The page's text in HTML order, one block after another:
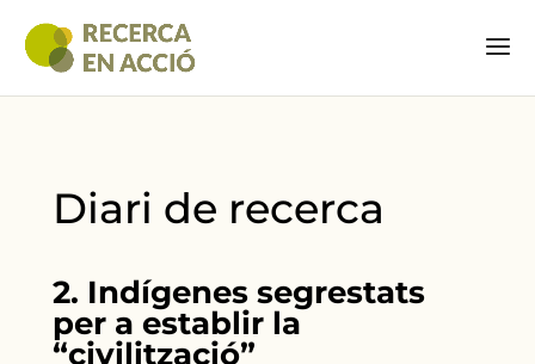
Diari de recerca
2. Indígenes segrestats
per a establir la
“civilització”